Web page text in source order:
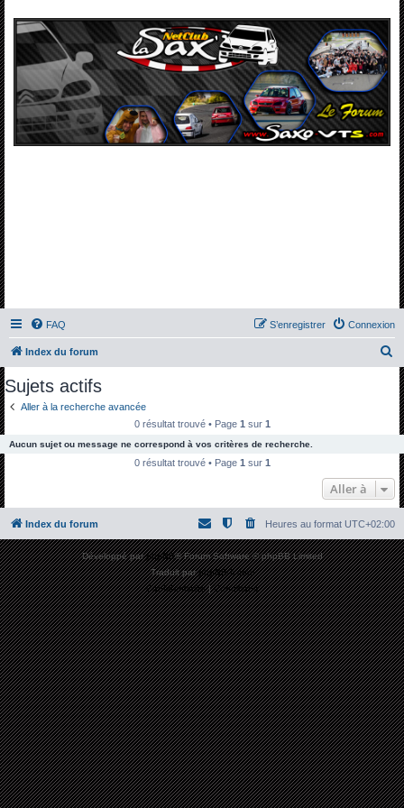
FAQ Connexion
S’enregistrer
Index du forum
c
e
r
Sujets actifs
Aller à la recherche avancée
0 résultat trouvé • Page 1 sur 1
Aucun sujet ou message ne correspond à vos critères de recherche.
0 résultat trouvé • Page 1 sur 1
Aller à
Index du forum Heures au format UTC+02:00
Développé parphpBB® Forum Software © phpBB Limited
Traduit parphpBB-fr.com
Confidentialité|Conditions